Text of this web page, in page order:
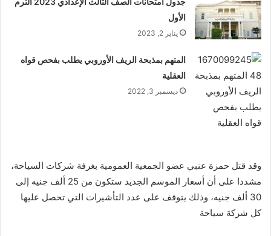
الأول
يناير 2, 2023
المتهم بمذبحة الريف الأوروبي يطلب بفحص قواه
العقلية
ديسمبر 3, 2022
وقد قتل حمزة عنبي عضو الجمعية العمومية بغرفة شركات السياحة،
مشددا على أن أسعار الموسم الجديد ستكون من 25 ألف جنيه إلى
30 ألف جنيه، وذلك يتوقف على عدد التأشيرات التي تحصل عليها
كل شركة سياحة